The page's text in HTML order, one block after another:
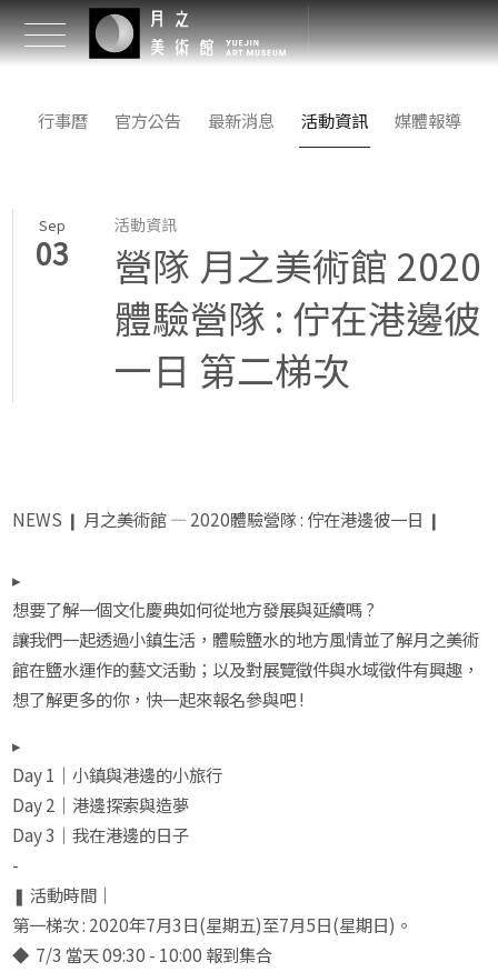
行事曆 官方公告 最新消息 活動資訊 媒體報導
Sep
03
活動資訊
營隊 月之美術館 2020
體驗營隊 : 佇在港邊彼
一日 第二梯次
NEWS ❙ 月之美術館 — 2020體驗營隊 : 佇在港邊彼一日 ❙
▸
想要了解一個文化慶典如何從地方發展與延續嗎 ?
讓我們一起透過小鎮生活，體驗鹽水的地方風情並了解月之美術
館在鹽水運作的藝文活動；以及對展覽徵件與水域徵件有興趣，
想了解更多的你，快一起來報名參與吧 !
▸
Day 1｜小鎮與港邊的小旅行
Day 2｜港邊探索與造夢
Day 3｜我在港邊的日子
-
❚ 活動時間｜
第一梯次 : 2020年7月3日(星期五)至7月5日(星期日)。
◆ 7/3 當天 09:30 - 10:00 報到集合